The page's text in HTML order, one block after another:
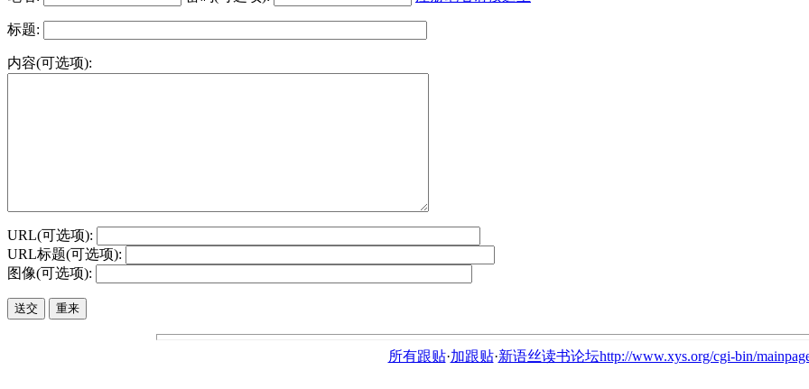
标题:
内容(可选项):
URL(可选项):
URL标题(可选项):
图像(可选项):
所有跟贴·加跟贴·新语丝读书论坛http://www.xys.org/cgi-bin/